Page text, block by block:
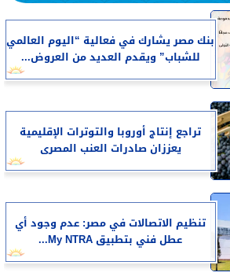
بنك مصر يشارك في فعالية “اليوم العالمي
للشباب” ويقدم العديد من العروض...
تراجع إنتاج أوروبا والتوترات الإقليمية
يعززان صادرات العنب المصرى
تنظيم الاتصالات في مصر: عدم وجود أي
عطل فني بتطبيق My NTRA...